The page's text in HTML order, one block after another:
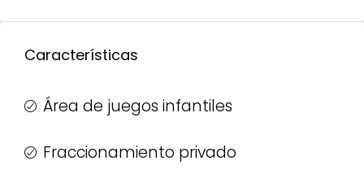
Características
Área de juegos infantiles
Fraccionamiento privado